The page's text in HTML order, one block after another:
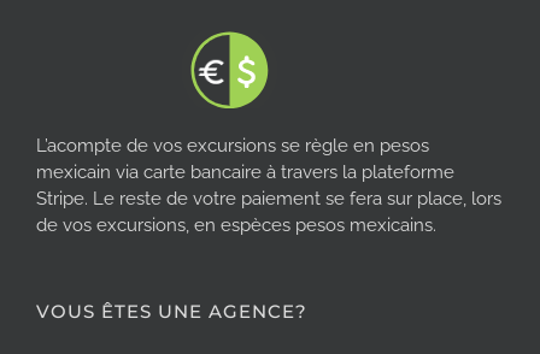
L’acompte de vos excursions se règle en pesos
mexicain via carte bancaire à travers la plateforme
Stripe. Le reste de votre paiement se fera sur place, lors
de vos excursions, en espèces pesos mexicains.
VOUS ÊTES UNE AGENCE?